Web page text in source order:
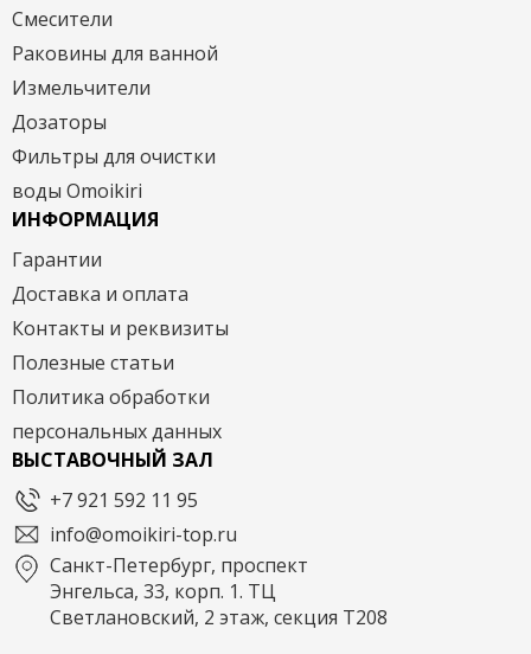
Смесители
Раковины для ванной
Измельчители
Дозаторы
Фильтры для очистки
воды Omoikiri
ИНФОРМАЦИЯ
Гарантии
Доставка и оплата
Контакты и реквизиты
Полезные статьи
Политика обработки
персональных данных
ВЫСТАВОЧНЫЙ ЗАЛ
+7 921 592 11 95
info@omoikiri-top.ru
Санкт-Петербург, проспект
Энгельса, 33, корп. 1. ТЦ
Светлановский, 2 этаж, секция Т208